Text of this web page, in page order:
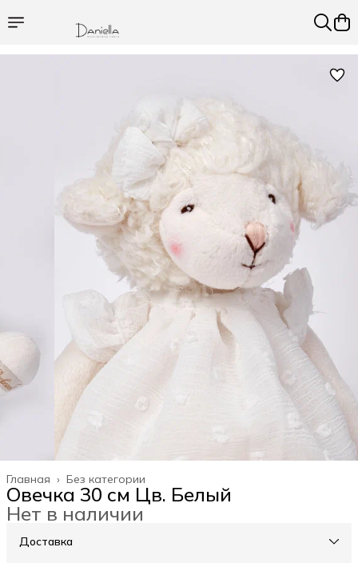
Без категории
Главная ›
Овечка 30 см Цв. Белый
Нет в наличии
Доставка